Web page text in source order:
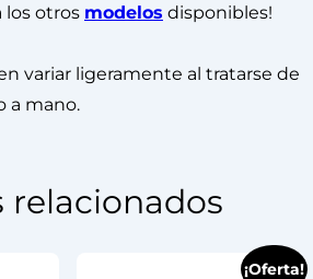
los otros modelos disponibles!
variar ligeramente al tratarse de
a mano.
relacionados
¡Oferta!